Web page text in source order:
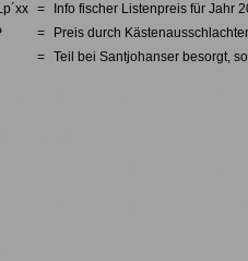
=
Info fischer Listenpreis für Jahr
=
Preis durch
= Teil bei Santjohanser besorgt,